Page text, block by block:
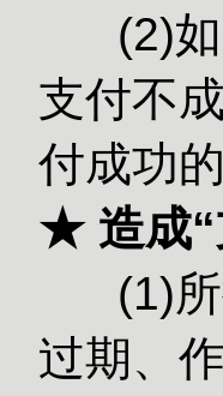
(2)如
支付不
付成功
★ 造成“
(1)所
过期、